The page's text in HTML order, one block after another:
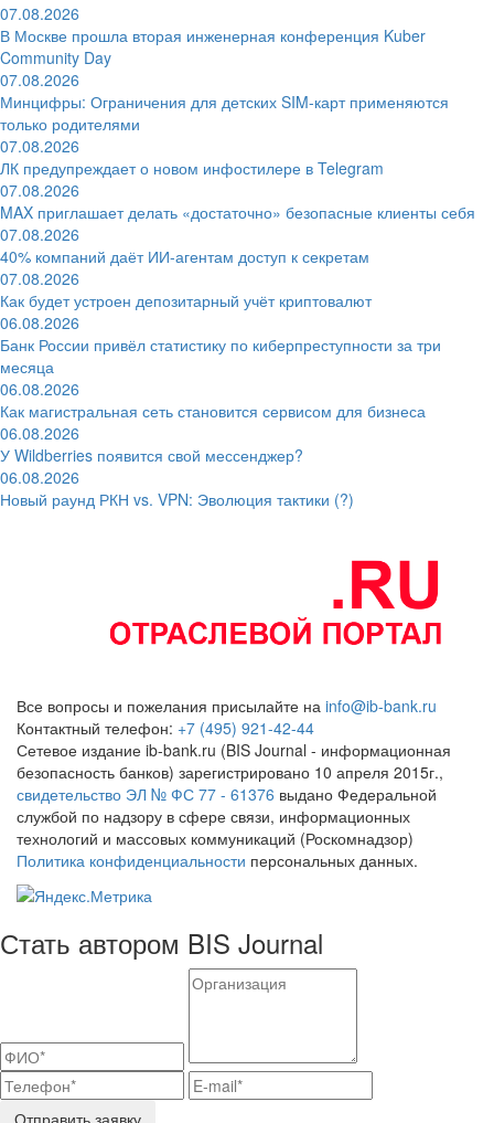
07.08.2026
В Москве прошла вторая инженерная конференция Kuber
Community Day
07.08.2026
Минцифры: Ограничения для детских SIM-карт применяются
только родителями
07.08.2026
ЛК предупреждает о новом инфостилере в Telegram
07.08.2026
MAX приглашает делать «достаточно» безопасные клиенты себя
07.08.2026
40% компаний даёт ИИ‑агентам доступ к секретам
07.08.2026
Как будет устроен депозитарный учёт криптовалют
06.08.2026
Банк России привёл статистику по киберпреступности за три
месяца
06.08.2026
Как магистральная сеть становится сервисом для бизнеса
06.08.2026
У Wildberries появится свой мессенджер?
06.08.2026
Новый раунд РКН vs. VPN: Эволюция тактики (?)
Все вопросы и пожелания присылайте на info@ib-bank.ru
Контактный телефон: +7 (495) 921-42-44
Сетевое издание ib-bank.ru (BIS Journal - информационная
безопасность банков) зарегистрировано 10 апреля 2015г.,
свидетельство ЭЛ № ФС 77 - 61376 выдано Федеральной
службой по надзору в сфере связи, информационных
технологий и массовых коммуникаций (Роскомнадзор)
Политика конфиденциальности персональных данных.
Стать автором BIS Journal